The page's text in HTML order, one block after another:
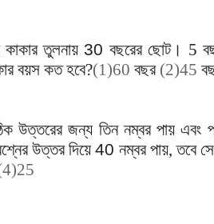
কাকার তুলনায় 30বছরের ছোট। 5
বয়স কত হবে?(1)60 বছর (2)45
উত্তরের জন্য তিন নম্বর পায়
উত্তর দিয়ে 40 নম্বর পায়, তবে